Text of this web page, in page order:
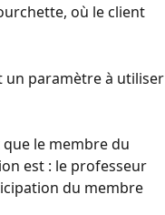
où le client
un paramètre à utiliser
le membre du
est : le professeur
du membre